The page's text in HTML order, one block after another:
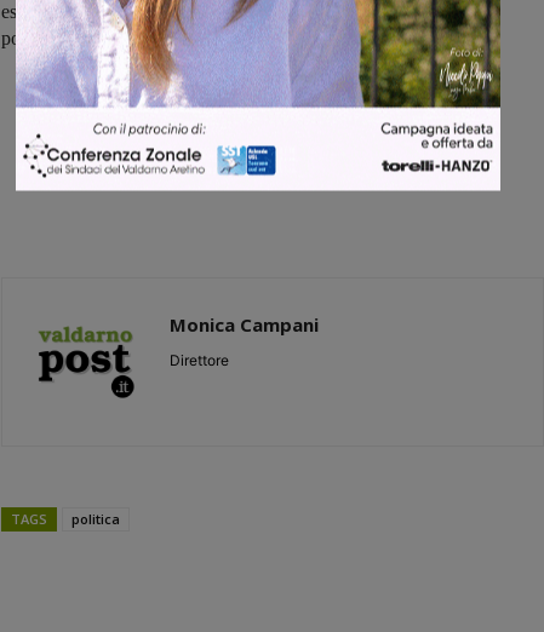
essere nelle condizioni di potersi sentire rappresentati dalle forze
politiche che sosterranno le candidature presentate”.
Monica Campani
Direttore
TAGS politica